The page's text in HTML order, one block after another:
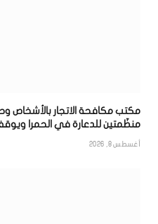
مكتب مكافحة الاتجار بالأشخاص
منظّمتين للدعارة في الحمرا
أغسطس 8, 2026